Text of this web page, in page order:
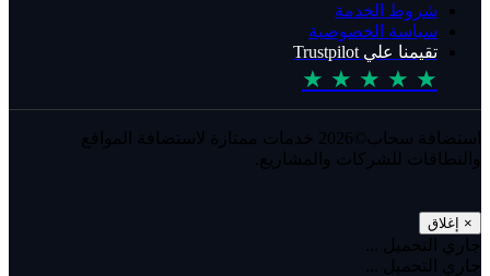
شروط الخدمة
سياسة الخصوصية
تقيمنا علي Trustpilot
★ ★ ★ ★ ★
استضافة سحاب©2026 خدمات ممتازة لاستضافة المواقع
والنطاقات للشركات والمشاريع.
× إغلاق
جاري التحميل ...
جاري التحميل ...